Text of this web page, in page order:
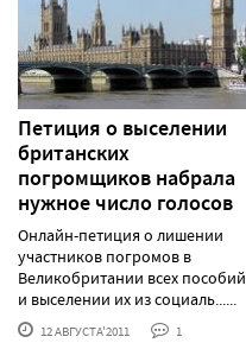
Петиция о выселении
британских
погромщиков набрала
нужное число голосов
Онлайн-петиция о лишении
участников погромов в
Великобритании всех пособий
и выселении их из социаль......
12 АВГУСТА'2011 1